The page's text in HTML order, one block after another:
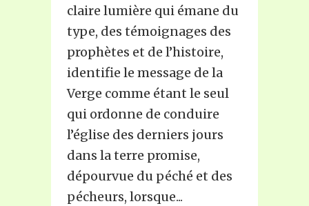
claire lumière qui émane du
type, des témoignages des
prophètes et de l’histoire,
identifie le message de la
Verge comme étant le seul
qui ordonne de conduire
l’église des derniers jours
dans la terre promise,
dépourvue du péché et des
pécheurs, lorsque...